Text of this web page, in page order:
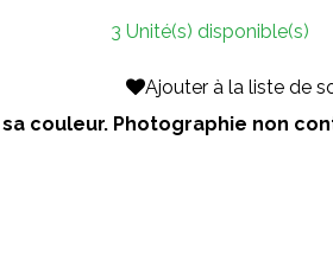
3 Unité(s) disponible(s)
Ajouter à la liste de
couleur. Photographie non